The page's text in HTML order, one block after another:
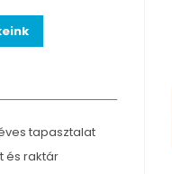
tapasztalat
és raktár